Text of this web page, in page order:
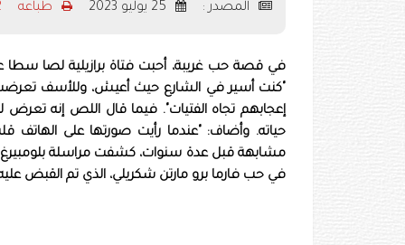
المصدر : طباعه
في قصة حب غريبة، أحبت فتاة برازيلية لصا سطا
"كنت أسير في الشارع حيث أعيش، وللأسف تعرضت
إعجابهم تجاه الفتيات". فيما قال اللص إنه
حياته. وأضاف: "عندما رأيت صورتها على
مشابهة قبل عدة سنوات، كشفت مراسلة
في حب فارما برو مارتن شكريلي، الذي تم القبض عليه